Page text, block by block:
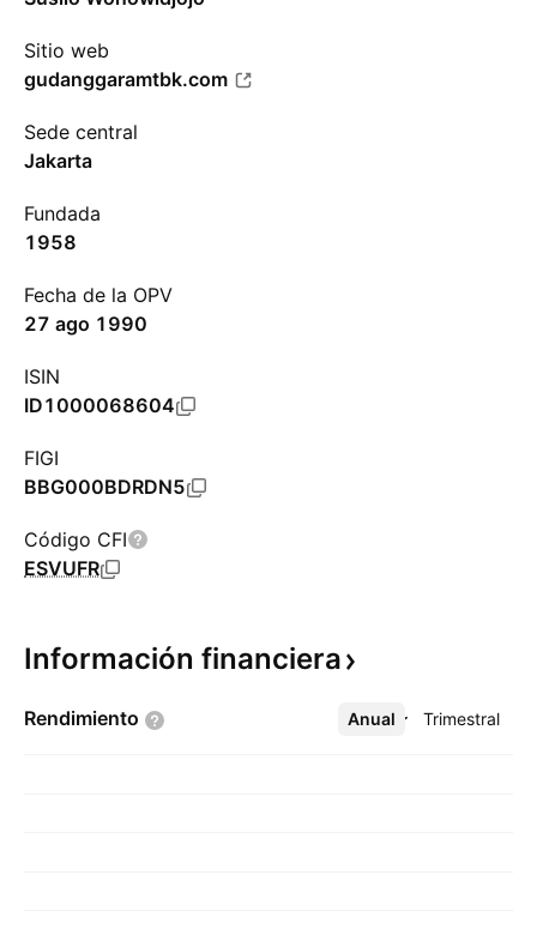
Sitio web
gudanggaramtbk.com
Sede central
Jakarta
Fundada
1958
Fecha de la OPV
27 ago 1990
ISIN
ID1000068604
FIGI
BBG000BDRDN5
Código CFI
ESVUFR
Información financiera
Rendimiento Anual Trimestral
Más